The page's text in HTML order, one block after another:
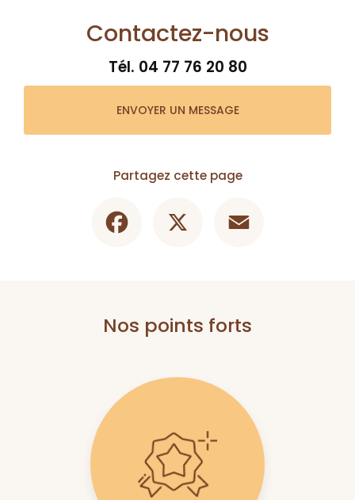
Contactez-nous
Tél. 04 77 76 20 80
ENVOYER UN MESSAGE
Partagez cette page
Nos points forts